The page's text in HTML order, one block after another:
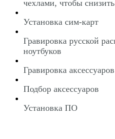
чехлами, чтобы
Установка сим-карт
Гравировка русской
ноутбуков
Гравировка аксессуаров
Подбор аксессуаров
Установка ПО